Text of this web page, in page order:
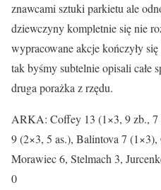
znawcami sztuki parkietu ale
dziewczyny kompletnie się nie
wypracowane akcje kończyły
tak byśmy subtelnie opisali całe
druga porażka z rzędu.
ARKA: Coffey 13 (1×3, 9 zb., 7
9 (2×3, 5 as.), Balintova 7
Morawiec 6, Stelmach 3,
0